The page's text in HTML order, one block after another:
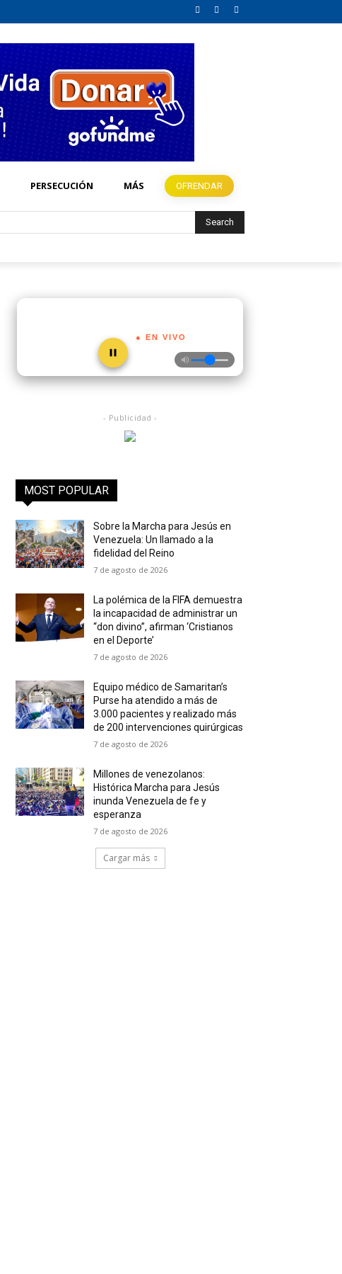
PERSECUCIÓN MÁS OFRENDAR
Search
● EN VIVO
- Publicidad -
MOST POPULAR
Sobre la Marcha para Jesús en
Venezuela: Un llamado a la
fidelidad del Reino
7 de agosto de 2026
La polémica de la FIFA demuestra
la incapacidad de administrar un
“don divino”, afirman ‘Cristianos
en el Deporte’
7 de agosto de 2026
Equipo médico de Samaritan’s
Purse ha atendido a más de
3.000 pacientes y realizado más
de 200 intervenciones quirúrgicas
7 de agosto de 2026
Millones de venezolanos:
Histórica Marcha para Jesús
inunda Venezuela de fe y
esperanza
7 de agosto de 2026
Cargar más